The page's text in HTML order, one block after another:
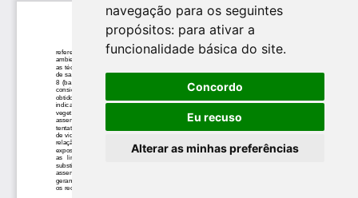
navegação para os seguintes
propósitos: para ativar a
funcionalidade básica do site.
Concordo
Eu recuso
Alterar as minhas preferências